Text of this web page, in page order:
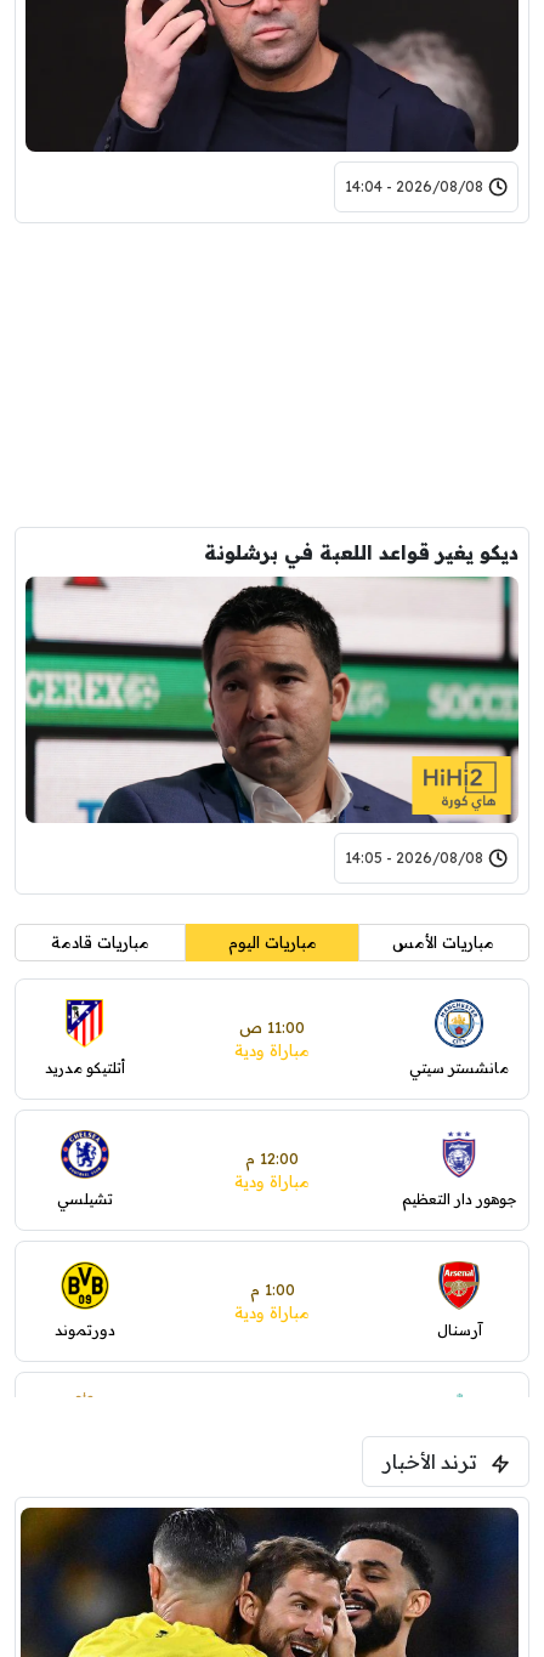
2026/08/08 - 14:04
ديكو يغير قواعد اللعبة في برشلونة
2026/08/08 - 14:05
مباريات الأمس مباريات اليوم مباريات قادمة
مانشستر سيتي
11:00 ص
مباراة ودية
أتلتيكو مدريد
جوهور دار التعظيم
12:00 م
مباراة ودية
تشيلسي
آرسنال
1:00 م
مباراة ودية
دورتموند
ليفربول
ترند الأخبار